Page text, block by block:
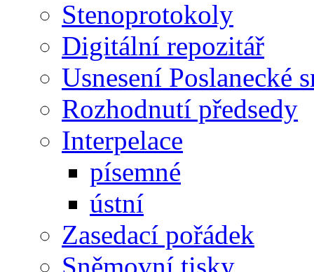
Stenoprotokoly
Digitální repozitář
Usnesení Poslanecké
Rozhodnutí předsedy
Interpelace
písemné
ústní
Zasedací pořádek